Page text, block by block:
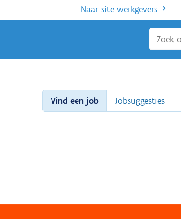
Naar site werkgevers
Sluiten
Vind een job Jobsuggesties